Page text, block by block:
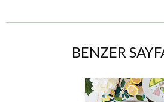
BENZER